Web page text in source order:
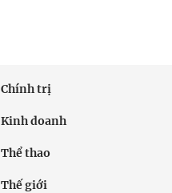
Chính trị
Kinh doanh
Thể thao
Thế giới